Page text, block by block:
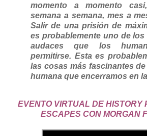
momento a momento
semana a semana, mes a
Salir de una prisión de
es probablemente uno de los
audaces que los
permitirse. Esta es
las cosas más fascinantes
humana que encerramos en
EVENTO VIRTUAL DE HISTORY
ESCAPES CON MORGAN